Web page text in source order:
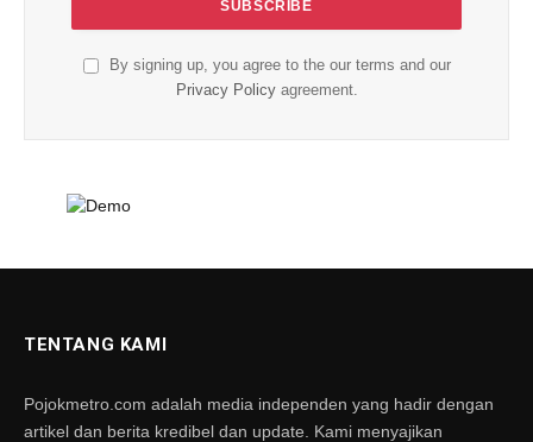
By signing up, you agree to the our terms and our
Privacy Policyagreement.
TENTANG KAMI
Pojokmetro.com adalah media independen yang hadir dengan
artikel dan berita kredibel dan update. Kami menyajikan